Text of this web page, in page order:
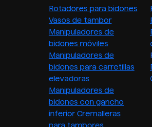
Rotadores para bidones
Vasos de tambor
Manipuladores de
bidones móviles
Manipuladores de
bidones para carretillas
elevadoras
Manipuladores de
bidones con gancho
inferior Cremalleras
para tambores